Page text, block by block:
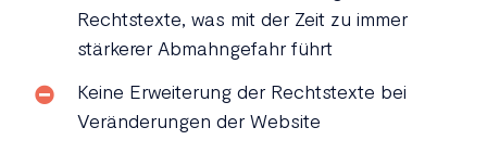
Rechtstexte, was mit der Zeit zu immer
stärkerer Abmahngefahr führt
Keine Erweiterung der Rechtstexte bei
Veränderungen der Website